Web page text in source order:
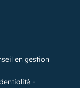
en gestion